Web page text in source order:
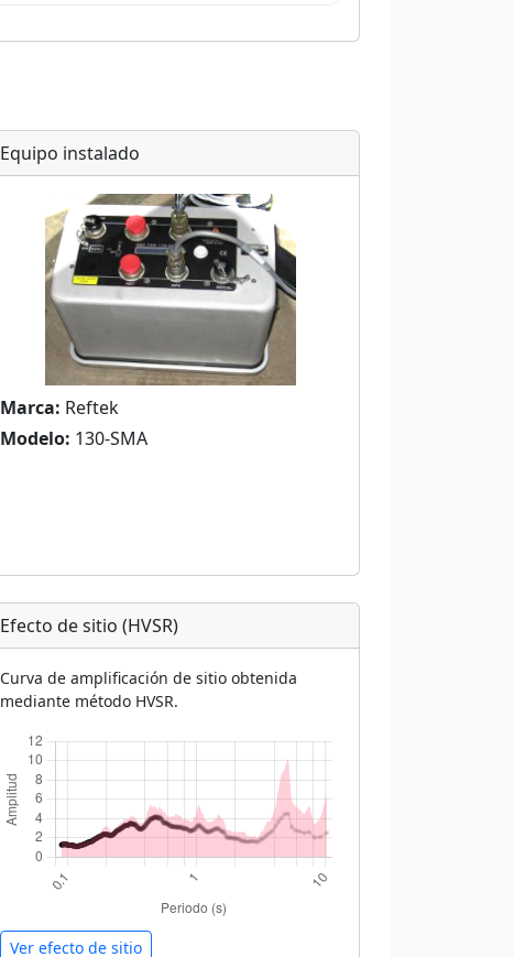
Equipo instalado
Marca: Reftek
Modelo: 130-SMA
Efecto de sitio (HVSR)
Curva de amplificación de sitio obtenida
mediante método HVSR.
Ver efecto de sitio